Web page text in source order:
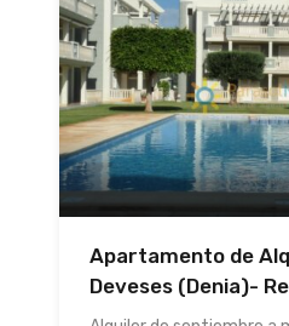
Apartamento de
Deveses (Denia)-